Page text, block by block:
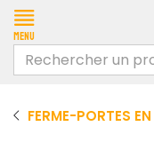
Menu
FERME-PORTES